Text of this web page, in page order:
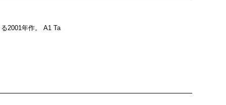
2001年作。 A1 Ta